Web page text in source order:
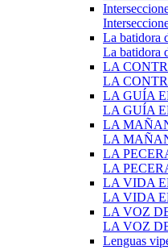
La batidora
La batidora
LA
LA
LA GUÍA
LA GUÍA
LA
LA
LA
LA
LA VIDA
LA VIDA
LA VOZ
LA VOZ
Lenguas